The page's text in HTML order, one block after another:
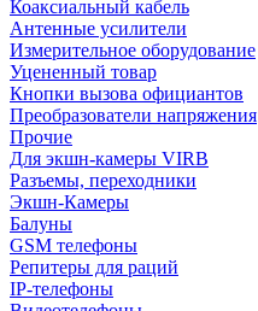
Коаксиальный кабель
Антенные усилители
Измерительное оборудование
Уцененный товар
Кнопки вызова официантов
Преобразователи напряжения
Прочие
Для экшн-камеры VIRB
Разъемы, переходники
Экшн-Камеры
Балуны
GSM телефоны
Репитеры для раций
IP-телефоны